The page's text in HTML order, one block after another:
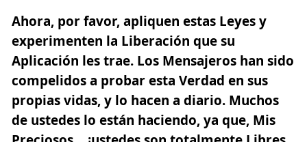
Ahora, por favor, apliquen estas Leyes y
experimenten la Liberación que su
Aplicación les trae. Los Mensajeros han sido
compelidos a probar esta Verdad en sus
propias vidas, y lo hacen a diario. Muchos
de ustedes lo están haciendo, ya que, Mis